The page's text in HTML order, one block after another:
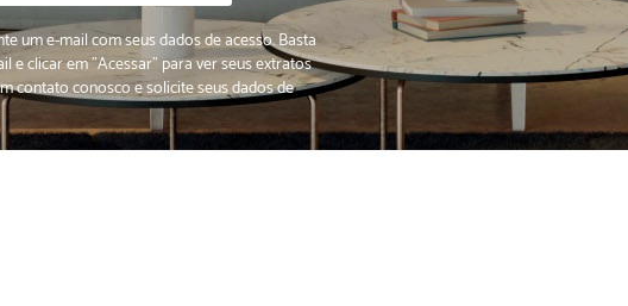
um e-mail com seus dados de acesso. Basta
e clicar em"Acessar" para ver seus extratos
contatoconosco e solicite seus dados de